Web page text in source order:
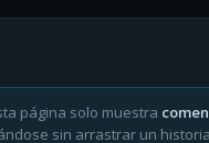
página solo muestra
sin arrastrar un